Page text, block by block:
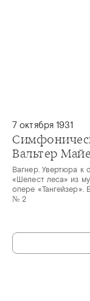
7 октября 1931
Вальтер
Вагнер. Увертюра к
«Шелест леса» из
опере
№ 2